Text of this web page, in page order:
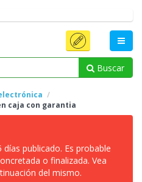
Buscar
caja con garantia
publicado. Es probable
o finalizada. Vea
del mismo.